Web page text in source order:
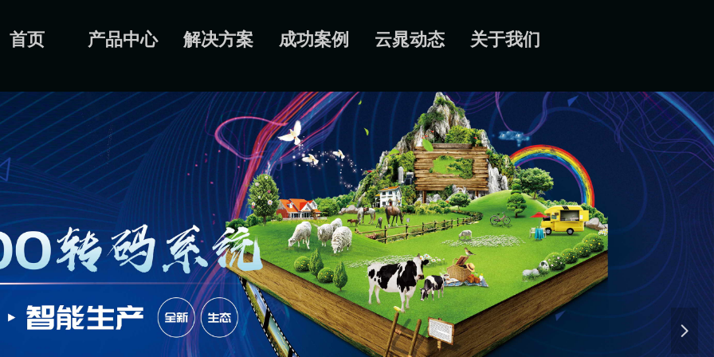
首页 产品中心 解决方案 成功案例 云晁动态 关于我们
넲